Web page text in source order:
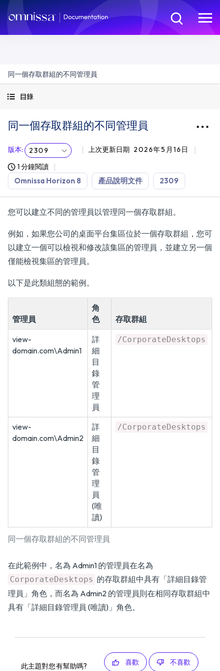
同一個存取群組的不同管理員
目錄
同一個存取群組的不同管理員
版本: 2309 上次更新日期 2026年5月16日
1 分鐘閱讀
Omnissa Horizon 8 產品說明文件 2309
您可以建立不同的管理員以管理同一個存取群組。
例如，如果您公司的桌面平台集區位於一個存取群組，您可
以建立一個可以檢視和修改該集區的管理員，並建立另一個
僅能檢視集區的管理員。
以下是此類組態的範例。
同一個存取群組的不同管理員
管理員
角
色
存取群組
view-
domain.com\Admin1
詳
細
目
錄
管
理
員
/CorporateDesktops
view-
domain.com\Admin2
詳
細
目
錄
管
理
員
(唯
讀)
/CorporateDesktops
在此範例中，名為 Admin1 的管理員在名為
CorporateDesktops 的存取群組中具有「詳細目錄管
理員」角色，而名為 Admin2 的管理員則在相同存取群組中
具有「詳細目錄管理員 (唯讀)」角色。
此主題對您有幫助嗎? 喜歡 不喜歡